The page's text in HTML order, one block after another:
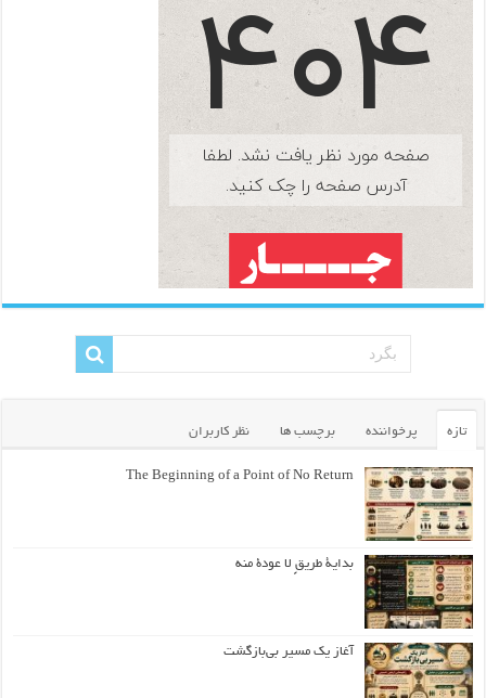
تازه پرخواننده برچسب ها نظر کاربران
The Beginning of a Point of No Return
بداية طريقٍ لا عودة منه
آغاز یک مسیر بی‌بازگشت